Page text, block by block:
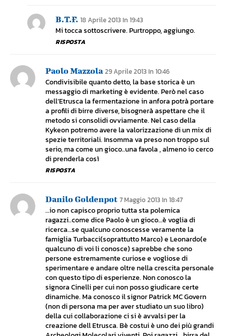
B.T.F. 18 Aprile 2013 In 19:43
Mi tocca sottoscrivere. Purtroppo, aggiungo.
RISPOSTA
Paolo Mazzola 29 Aprile 2013 In 10:46
Condivisibile quanto detto, la base storica è un
messaggio di marketing è evidente. Però nel caso
dell’Etrusca la fermentazione in anfora potrà portare
a profili di birre diverse, bisognerà aspettare che il
metodo si consolidi ovviamente. Nel caso della
Kykeon potremo avere la valorizzazione di un mix di
spezie territoriali. Insomma va preso non troppo sul
serio, ma come un gioco..una favola , almeno io cerco
di prenderla così
RISPOSTA
Danilo Goldenpot 7 Maggio 2013 In 18:47
…io non capisco proprio tutta sta polemica
ragazzi..come dice Paolo è un gioco…è voglia di
ricerca…se qualcuno conoscesse veramente la
famiglia Turbacci(soprattutto Marco) e Leonardo(e
qualcuno di voi li conosce) saprebbe che sono
persone estremamente curiose e vogliose di
sperimentare e andare oltre nella crescita personale
con questo tipo di esperienze. Non conosco la
signora Cinelli per cui non posso giudicare certe
dinamiche. Ma conosco il signor Patrick MC Govern
(non di persona ma per aver studiato un suo libro)
della cui collaborazione ci si è avvalsi per la
creazione dell Etrusca. Bè costui è uno dei più grandi